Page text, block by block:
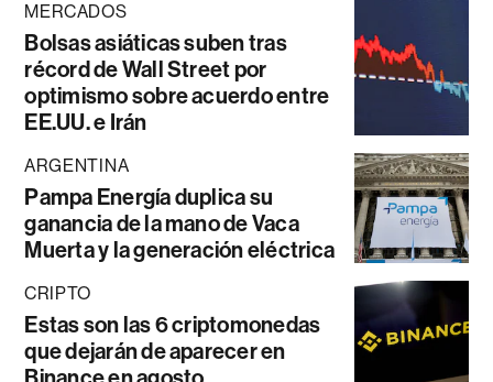
MERCADOS
Bolsas asiáticas suben tras
récord de Wall Street por
optimismo sobre acuerdo entre
EE.UU. e Irán
ARGENTINA
Pampa Energía duplica su
ganancia de la mano de Vaca
Muerta y la generación eléctrica
CRIPTO
Estas son las 6 criptomonedas
que dejarán de aparecer en